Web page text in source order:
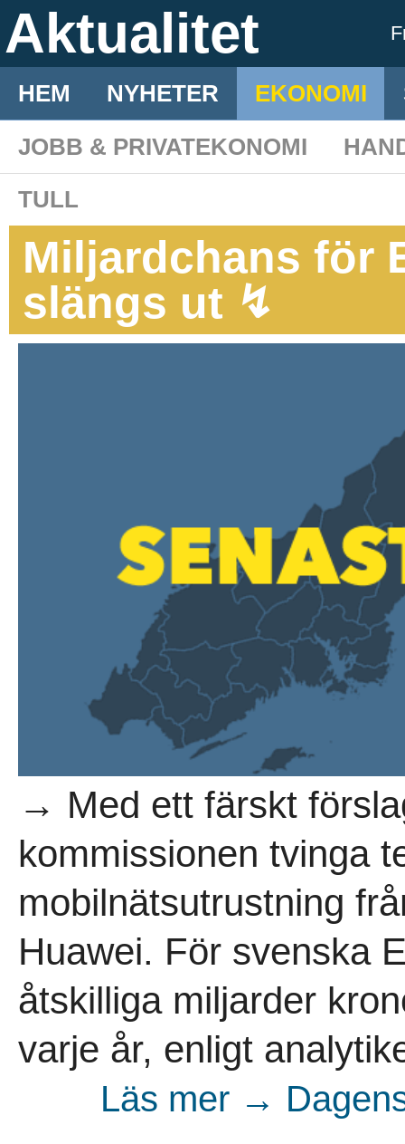
Aktualitet
HEM NYHETER EKONOMI
JOBB & PRIVATEKONOMI
TULL
Miljardchans för
slängs ut ↯
→ Med ett färskt
kommissionen tvinga
mobilnätsutrustning
Huawei. För svenska
åtskilliga miljarder
varje år, enligt
Läs mer →